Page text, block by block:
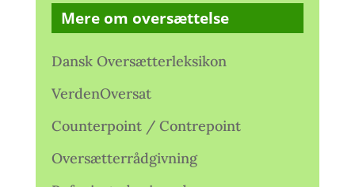
Mere om oversættelse
Dansk Oversætterleksikon
VerdenOversat
Counterpoint / Contrepoint
Oversætterrådgivning